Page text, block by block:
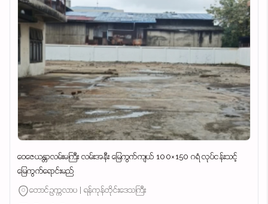
ဝေဇေယန္တာလမ်းမကြီး လမ်းအနီး မြေကွက်ကျယ် 100×150 ဂရံ လုပ်ငန်းသင့်
မြေကွက်ရောင်းမည်
တောင်ဥက္ကလာပ | ရန်ကုန်တိုင်းဒေသကြီး